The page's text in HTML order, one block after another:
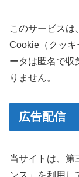
このサービスは
Cookie（クッ
ータは匿名で収
りません。
広告配信
当サイトは、第
ンス」を利用し